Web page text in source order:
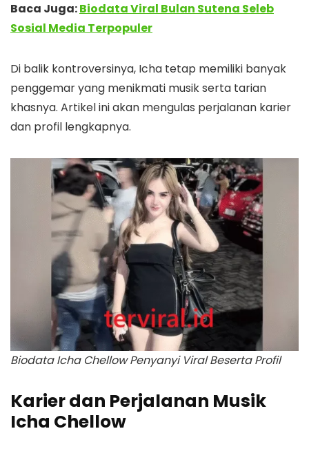
Baca Juga:Biodata Viral Bulan Sutena Seleb
Sosial Media Terpopuler
Di balik kontroversinya, Icha tetap memiliki banyak
penggemar yang menikmati musik serta tarian
khasnya. Artikel ini akan mengulas perjalanan karier
dan profil lengkapnya.
Biodata Icha Chellow Penyanyi Viral Beserta Profil
Karier dan Perjalanan Musik
Icha Chellow